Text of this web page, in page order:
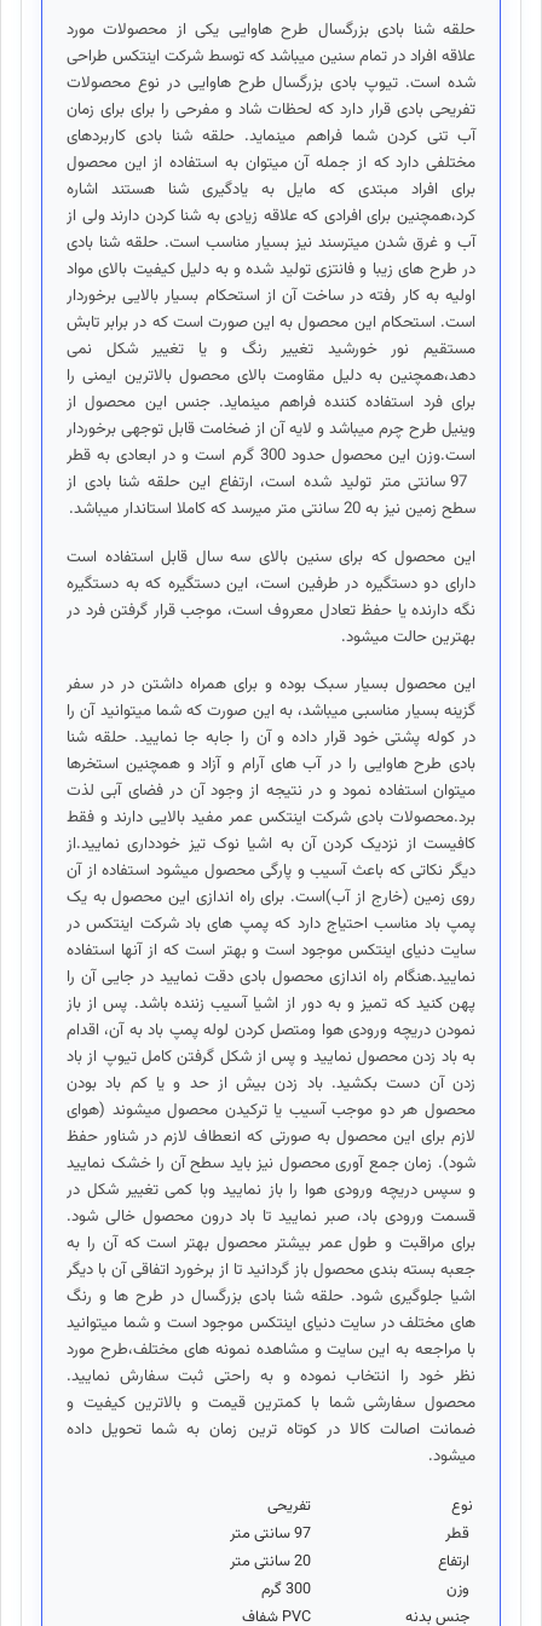
حلقه شنا بادی بزرگسال طرح هاوایی یکی از محصولات مورد
علاقه افراد در تمام سنین میباشد که توسط شرکت اینتکس طراحی
شده است. تیوپ بادی بزرگسال طرح هاوایی در نوع محصولات
تفریحی بادی قرار دارد که لحظات شاد و مفرحی را برای برای زمان
آب تنی کردن شما فراهم مینماید. حلقه شنا بادی کاربردهای
مختلفی دارد که از جمله آن میتوان به استفاده از این محصول
برای افراد مبتدی که مایل به یادگیری شنا هستند اشاره
کرد،همچنین برای افرادی که علاقه زیادی به شنا کردن دارند ولی از
آب و غرق شدن میترسند نیز بسیار مناسب است. حلقه شنا بادی
در طرح های زیبا و فانتزی تولید شده و به دلیل کیفیت بالای مواد
اولیه به کار رفته در ساخت آن از استحکام بسیار بالایی برخوردار
است. استحکام این محصول به این صورت است که در برابر تابش
مستقیم نور خورشید تغییر رنگ و یا تغییر شکل نمی
دهد،همچنین به دلیل مقاومت بالای محصول بالاترین ایمنی را
برای فرد استفاده کننده فراهم مینماید. جنس این محصول از
وینیل طرح چرم میباشد و لایه آن از ضخامت قابل توجهی برخوردار
است.وزن این محصول حدود 300 گرم است و در ابعادی به قطر
97 سانتی متر تولید شده است، ارتفاع این حلقه شنا بادی از
سطح زمین نیز به 20 سانتی متر میرسد که کاملا استاندار میباشد.
این محصول که برای سنین بالای سه سال قابل استفاده است
دارای دو دستگیره در طرفین است، این دستگیره که به دستگیره
نگه دارنده یا حفظ تعادل معروف است، موجب قرار گرفتن فرد در
بهترین حالت میشود.
این محصول بسیار سبک بوده و برای همراه داشتن در در سفر
گزینه بسیار مناسبی میباشد، به این صورت که شما میتوانید آن را
در کوله پشتی خود قرار داده و آن را جابه جا نمایید. حلقه شنا
بادی طرح هاوایی را در آب های آرام و آزاد و همچنین استخرها
میتوان استفاده نمود و در نتیجه از وجود آن در فضای آبی لذت
برد.محصولات بادی شرکت اینتکس عمر مفید بالایی دارند و فقط
کافیست از نزدیک کردن آن به اشیا نوک تیز خودداری نمایید.از
دیگر نکاتی که باعث آسیب و پارگی محصول میشود استفاده از آن
روی زمین (خارج از آب)است. برای راه اندازی این محصول به یک
پمپ باد مناسب احتیاج دارد که پمپ های باد شرکت اینتکس در
سایت دنیای اینتکس موجود است و بهتر است که از آنها استفاده
نمایید.هنگام راه اندازی محصول بادی دقت نمایید در جایی آن را
پهن کنید که تمیز و به دور از اشیا آسیب زننده باشد. پس از باز
نمودن دریچه ورودی هوا و‌متصل کردن لوله پمپ باد به آن، اقدام
به باد زدن محصول نمایید و پس از شکل گرفتن کامل تیوپ از باد
زدن آن دست بکشید. باد زدن بیش از حد و یا کم باد بودن
محصول هر دو موجب آسیب یا ترکیدن محصول میشوند (هوای
لازم برای این محصول به صورتی که انعطاف لازم در شناور حفظ
شود). زمان جمع آوری محصول نیز باید سطح آن را خشک نمایید
و سپس دریچه ورودی هوا را باز نمایید وبا کمی تغییر شکل در
قسمت ورودی باد، صبر نمایید تا باد درون محصول خالی شود.
برای مراقبت و طول عمر بیشتر محصول بهتر است که آن را به
جعبه بسته بندی محصول باز گردانید تا از برخورد اتفاقی آن با دیگر
اشیا جلوگیری شود. حلقه شنا بادی بزرگسال در طرح ها و رنگ
های مختلف در سایت دنیای اینتکس موجود است و شما میتوانید
با مراجعه به این سایت و مشاهده نمونه های مختلف،طرح مورد
نظر خود را انتخاب نموده و به راحتی ثبت سفارش نمایید.
محصول سفارشی شما با کمترین قیمت و بالاترین کیفیت و
ضمانت اصالت کالا در کوتاه ترین زمان به شما تحویل داده
میشود.
نوع
تفریحی
قطر
ارتفاع
وزن
جنس بدنه